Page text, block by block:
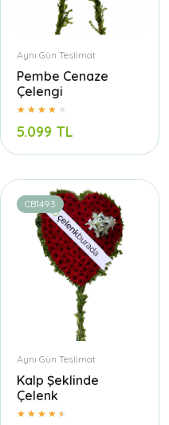
Aynı Gün Teslimat
Pembe Cenaze
Çelengi
5.099 TL
CB1493
Aynı Gün Teslimat
Kalp Şeklinde
Çelenk